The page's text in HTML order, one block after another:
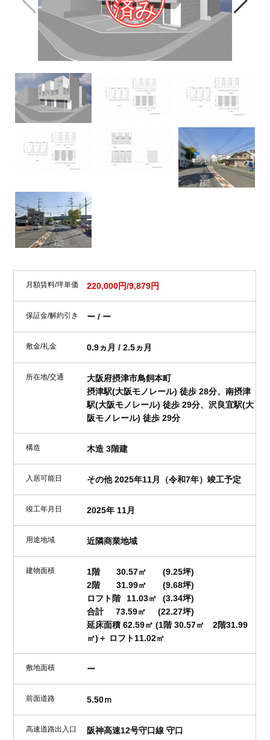
月額賃料/坪単価 220,000円/9,879円
保証金/解約引き ー / ー
敷金/礼金 0.9ヵ月 / 2.5ヵ月
所在地/交通
大阪府摂津市鳥飼本町
摂津駅(大阪モノレール) 徒歩 28分、南摂津
駅(大阪モノレール) 徒歩 29分、沢良宜駅(大
阪モノレール) 徒歩 29分
構造 木造 3階建
入居可能日 その他 2025年11月（令和7年）竣工予定
竣工年月日 2025年 11月
用途地域 近隣商業地域
建物面積 1階 30.57㎡
(9.25坪)
2階
31.99㎡
(9.68坪)
ロフト階
11.03㎡
(3.34坪)
合計
73.59㎡
(22.27坪)
延床面積 62.59㎡ (1階 30.57㎡ 2階31.99
㎡)＋ ロフト11.02㎡
敷地面積 ー
前面道路 5.50ｍ
高速道路出入口 阪神高速12号守口線 守口